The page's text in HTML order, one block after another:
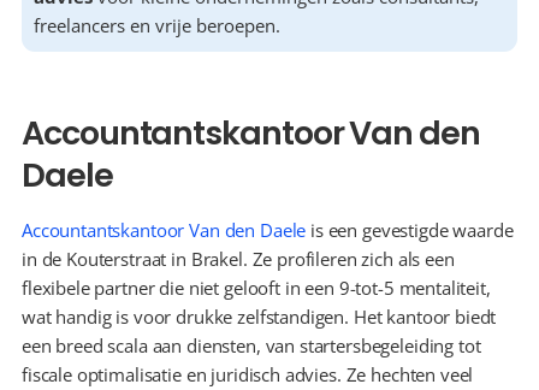
freelancers en vrije beroepen.
Accountantskantoor Van den
Daele
Accountantskantoor Van den Daele is een gevestigde waarde
in de Kouterstraat in Brakel. Ze profileren zich als een
flexibele partner die niet gelooft in een 9-tot-5 mentaliteit,
wat handig is voor drukke zelfstandigen. Het kantoor biedt
een breed scala aan diensten, van startersbegeleiding tot
fiscale optimalisatie en juridisch advies. Ze hechten veel